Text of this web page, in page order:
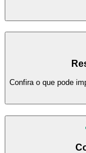
Confira o que pode